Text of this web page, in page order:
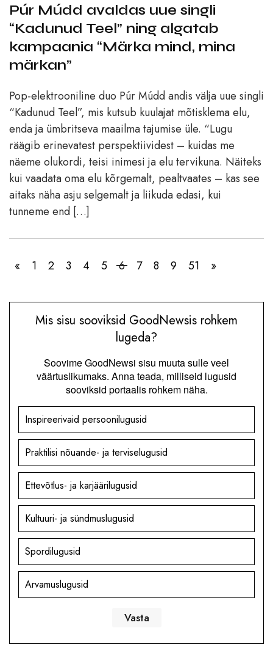
Púr Múdd avaldas uue singli
“Kadunud Teel” ning algatab
kampaania “Märka mind, mina
märkan”
Pop-elektrooniline duo Púr Múdd andis välja uue singli
“Kadunud Teel”, mis kutsub kuulajat mõtisklema elu,
enda ja ümbritseva maailma tajumise üle. “Lugu
räägib erinevatest perspektiividest – kuidas me
näeme olukordi, teisi inimesi ja elu tervikuna. Näiteks
kui vaadata oma elu kõrgemalt, pealtvaates – kas see
aitaks näha asju selgemalt ja liikuda edasi, kui
tunneme end […]
« 1 2 3 4 5 6 7 8 9 51 »
Mis sisu sooviksid GoodNewsis rohkem
lugeda?
Soovime GoodNewsi sisu muuta sulle veel
väärtuslikumaks. Anna teada, milliseid lugusid
sooviksid portaalis rohkem näha.
Inspireerivaid persoonilugusid
Praktilisi nõuande- ja terviselugusid
Ettevõtlus- ja karjäärilugusid
Kultuuri- ja sündmuslugusid
Spordilugusid
Arvamuslugusid